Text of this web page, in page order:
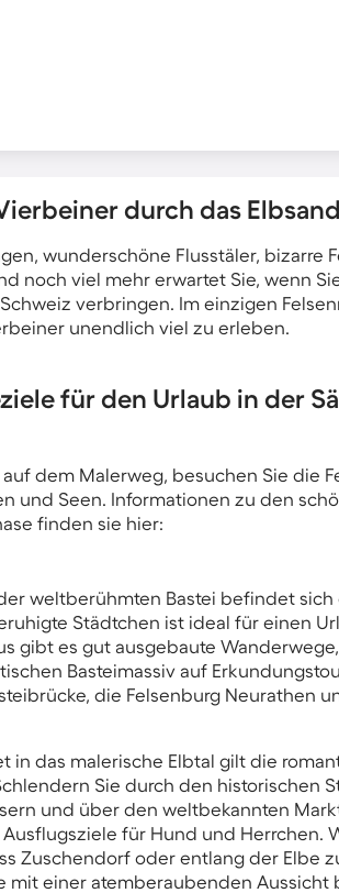
durch das
wunderschöne Flusstäler,
noch viel mehr erwartet Sie, wenn
verbringen. Im einzigen
unendlich viel zu erleben.
für den Urlaub in der
dem Malerweg, besuchen Sie die
und Seen. Informationen zu den
finden sie hier:
weltberühmten Bastei befindet
Städtchen ist ideal für einen
gibt es gut ausgebaute
Basteimassiv auf
die Felsenburg Neurathen
in das malerische Elbtal gilt die
Sie durch den historischen
und über den weltbekannten
für Hund und Herrchen.
Zuschendorf oder entlang der Elbe
mit einer atemberaubenden Aussicht